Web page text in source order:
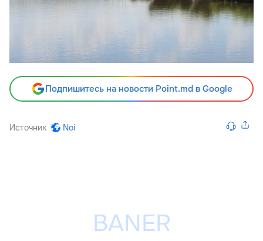
Подпишитесь на новости Point.md в Google
Источник Noi